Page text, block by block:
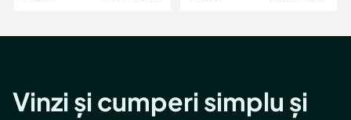
Vinzi și cumperi simplu și